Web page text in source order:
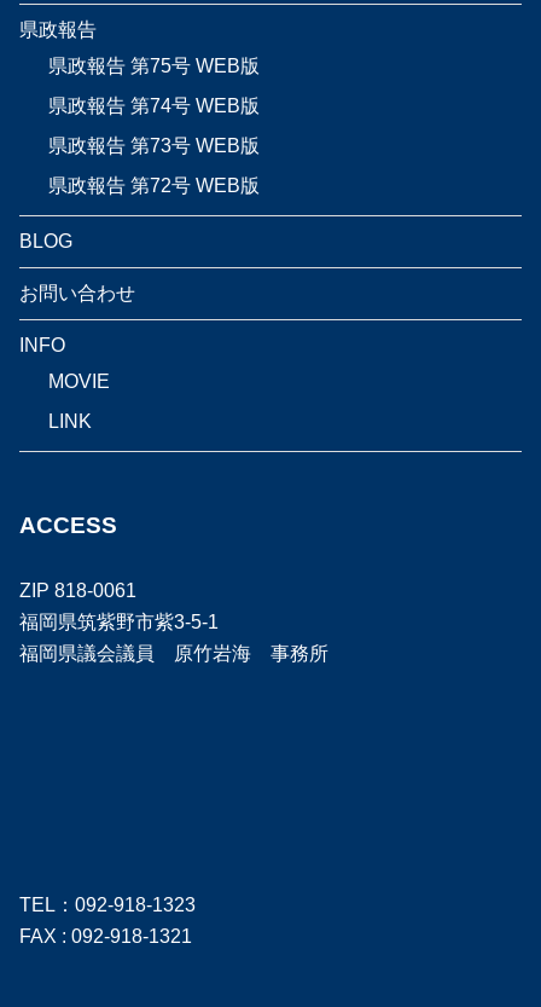
県政報告
県政報告 第75号 WEB版
県政報告 第74号 WEB版
県政報告 第73号 WEB版
県政報告 第72号 WEB版
BLOG
お問い合わせ
INFO
MOVIE
LINK
ACCESS
ZIP 818-0061
福岡県筑紫野市紫3-5-1
福岡県議会議員 原竹岩海 事務所
TEL：092-918-1323
FAX : 092-918-1321